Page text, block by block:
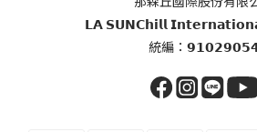
𝗟𝗔 𝗦𝗨𝗡𝗖𝗵𝗶𝗹𝗹
統編：